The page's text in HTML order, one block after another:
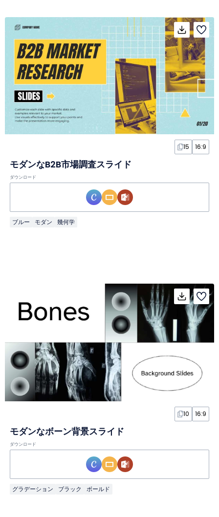
15 16:9
モダンなB2B市場調査スライド
ダウンロード
ブルー モダン 幾何学
10 16:9
モダンなボーン背景スライド
ダウンロード
グラデーション ブラック ボールド